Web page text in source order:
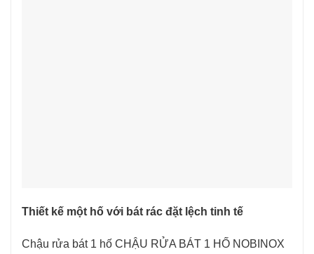
Thiết kế một hố với bát rác đặt lệch tinh tế
Chậu rửa bát 1 hố CHẬU RỬA BÁT 1 HỐ NOBINOX